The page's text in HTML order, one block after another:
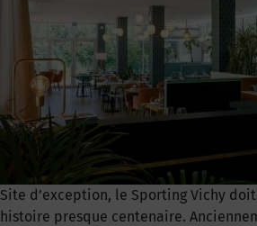
Site d’exception, le Sporting Vichy
histoire presque centenaire.